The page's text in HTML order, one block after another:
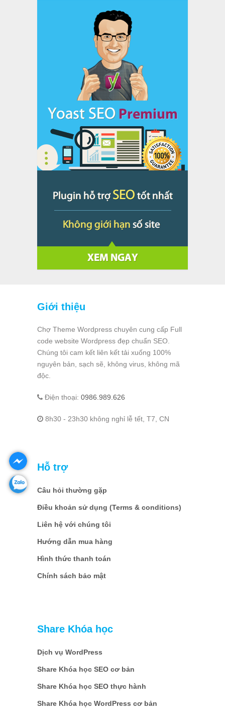
Giới thiệu
Chợ Theme Wordpress chuyên cung cấp Full
code website Wordpress đẹp chuẩn SEO.
Chúng tôi cam kết liên kết tải xuống 100%
nguyên bản, sạch sẽ, không virus, không mã
độc.
Điện thoại: 0986.989.626
8h30 - 23h30 không nghỉ lễ tết, T7, CN
Hỗ trợ
Câu hỏi thường gặp
Điều khoản sử dụng (Terms & conditions)
Liên hệ với chúng tôi
Hướng dẫn mua hàng
Hình thức thanh toán
Chính sách bảo mật
Share Khóa học
Dịch vụ WordPress
Share Khóa học SEO cơ bản
Share Khóa học SEO thực hành
Share Khóa học WordPress cơ bản